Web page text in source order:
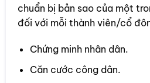
chuẩn bị bản sao của một
đối với mỗi thành viên/cổ
Chứng minh nhân dân.
Căn cước công dân.